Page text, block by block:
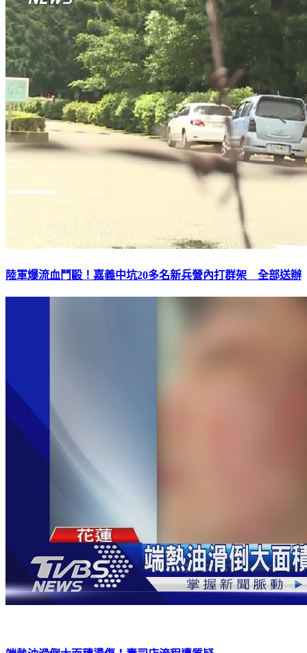
陸軍爆流血鬥毆！嘉義中坑20多名新兵營內打群架 全部送辦